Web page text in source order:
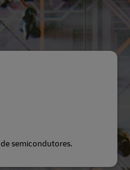
semicondutores.